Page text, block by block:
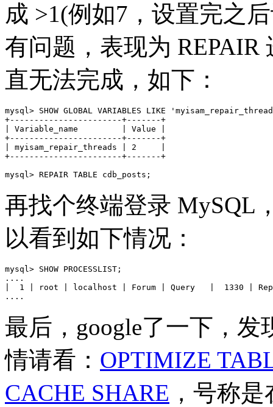
成 >1(例如7，设置完之
有问题，表现为
直无法完成，如下：
mysql> SHOW GLOBAL VARIABLES LIKE
+-----------------------+-------+
| Variable_name         | Value |
+-----------------------+-------+
| myisam_repair_threads | 2     |
+-----------------------+-------+
再找个终端登录 MySQL
以看到如下情况：
mysql> SHOW PROCESSLIST;
....
|  1 | root | localhost | Forum | Query   |  1330 |
最后，google了一下，
情请看： OPTIMIZE
CACHE SHARE ，号称